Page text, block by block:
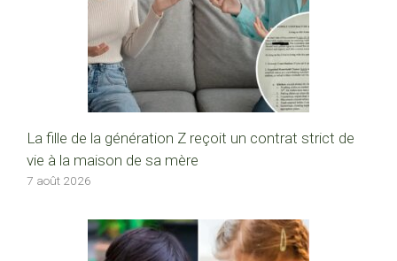
La fille de la génération Z reçoit un contrat strict de
vie à la maison de sa mère
7 août 2026